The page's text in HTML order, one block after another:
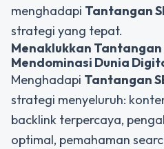
menghadapi Tantangan
strategi yang tepat.
Menaklukkan Tantangan
Mendominasi Dunia
Menghadapi Tantangan
strategi menyeluruh:
backlink terpercaya,
optimal, pemahaman